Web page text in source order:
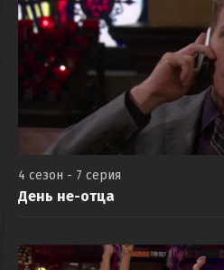
4 сезон - 7 серия
День не-отца